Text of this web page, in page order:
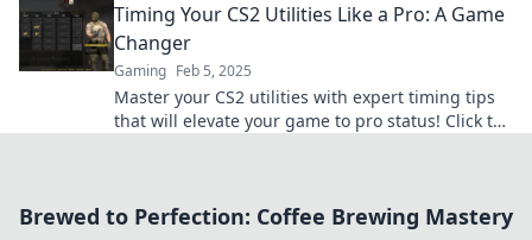
Timing Your CS2 Utilities Like a Pro: A Game
Changer
Gaming Feb 5, 2025
Master your CS2 utilities with expert timing tips
that will elevate your game to pro status! Click to
Brewed to Perfection: Coffee Brewing Mastery